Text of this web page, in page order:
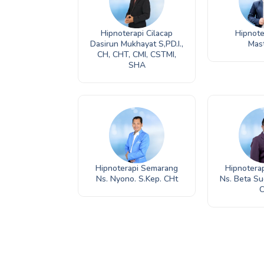
Hipnoterapi Cilacap
Dasirun Mukhayat S,PD.I.,
CH, CHT, CMI, CSTMI,
SHA
Hipnoterapi Semarang
Ns. Nyono. S.Kep. CHt
Ns. Beta